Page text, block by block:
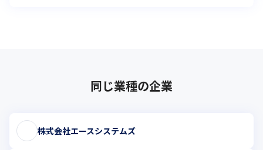
同じ業種の企業
株式会社エースシステムズ